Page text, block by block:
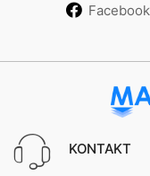
Facebook
KONTAKT